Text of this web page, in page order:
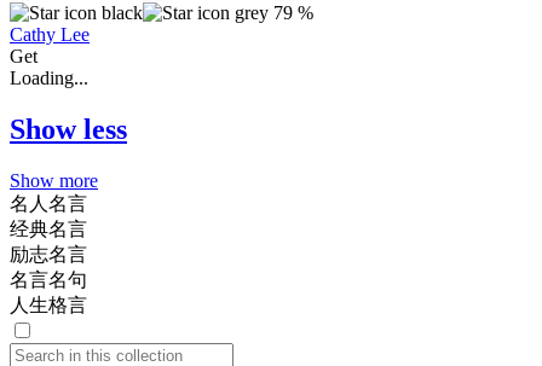
79 %
Cathy Lee
Get
Loading...
Show less
Show more
名人名言
经典名言
励志名言
名言名句
人生格言